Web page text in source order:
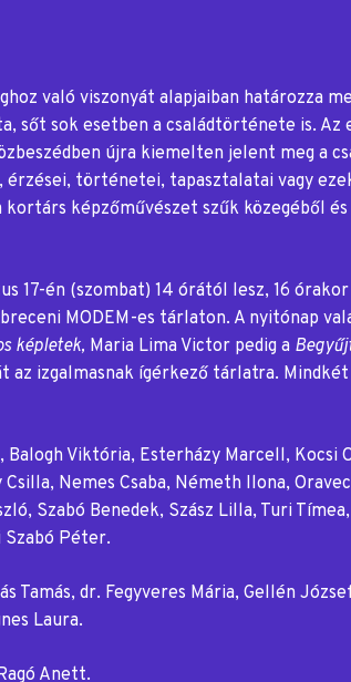
való viszonyát alapjaiban határozza
sőt sok esetben a családtörténete is. Az
újra kiemelten jelent meg a
történetei, tapasztalatai vagy
képzőművészet szűk közegéből
17-én (szombat) 14 órától lesz, 16
MODEM-es tárlaton. A nyitónap
képletek, Maria Lima Victor pedig a
izgalmasnak ígérkező tárlatra. Mindkét
Balogh Viktória, Esterházy Marcell, Kocsi
Csilla, Nemes Csaba, Németh Ilona,
Szabó Benedek, Szász Lilla, Turi
Péter.
Tamás, dr. Fegyveres Mária, Gellén
Laura.
Anett.